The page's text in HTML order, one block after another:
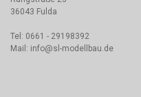
36043 Fulda
Tel: 0661 - 29198392
Mail: info@sl-modellbau.de